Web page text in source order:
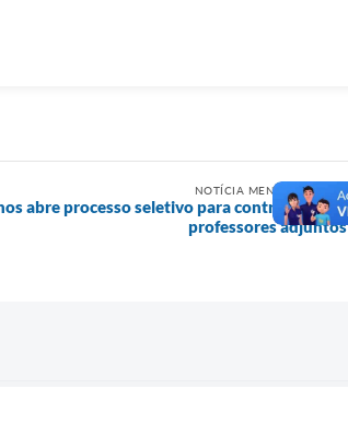
NOTÍCIA MENOS RECENTE
abre processo seletivo para contratação de
professores adjuntos